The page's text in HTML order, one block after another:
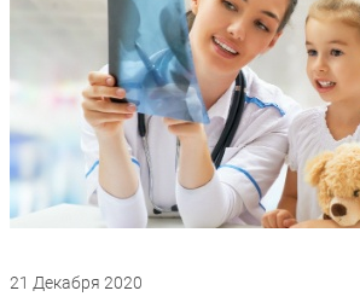
21 Декабря 2020